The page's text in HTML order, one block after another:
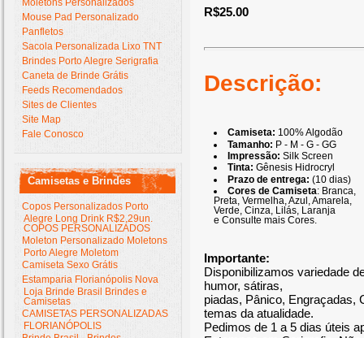
Mouse Pad Personalizado
Panfletos
Sacola Personalizada Lixo TNT
Brindes Porto Alegre Serigrafia
Caneta de Brinde Grátis
Feeds Recomendados
Sites de Clientes
Site Map
Fale Conosco
Camisetas e Brindes
Copos Personalizados Porto
Alegre Long Drink R$2,29un.
COPOS PERSONALIZADOS
Moleton Personalizado Moletons
Porto Alegre Moletom
Camiseta Sexo Grátis
Estamparia Florianópolis Nova
Loja Brinde Brasil Brindes e
Camisetas
CAMISETAS PERSONALIZADAS
FLORIANÓPOLIS
R$25.00
Descrição:
Camiseta: 100% Algodão
Tamanho: P - M - G - GG
Impressão: Silk Screen
Tinta: Gênesis Hidrocryl
Prazo de entrega: (10 dias)
Cores de Camiseta: Branca,
Preta, Vermelha, Azul, Amarela,
Verde, Cinza, Lilás, Laranja
e Consulte mais Cores.
Importante:
Disponibilizamos variedade
humor, sátiras,
piadas, Pânico, Engraçadas,
temas da atualidade.
Pedimos de 1 a 5 dias úteis